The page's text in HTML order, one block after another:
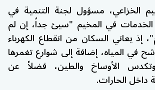
الخزاعي، مسؤول لجنة التنمية في
الخدمات في المخيم "سيئ جداً، إن لم
يعاني السكان من انقطاع الكهرباء
في المياه، إضافة إلى شوارع تغمرها
وتكدس الأوساخ والطين، فضلاً عن
الحارات.